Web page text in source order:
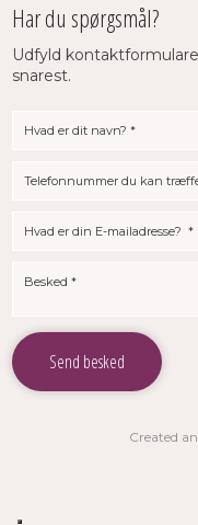
​Har du spørgsmål?
Udfyld
snarest.​​
Created